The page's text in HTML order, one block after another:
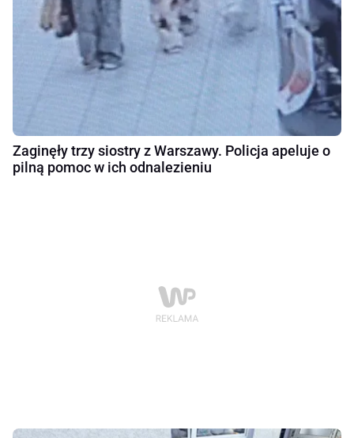
Zaginęły trzy siostry z Warszawy. Policja apeluje o
pilną pomoc w ich odnalezieniu